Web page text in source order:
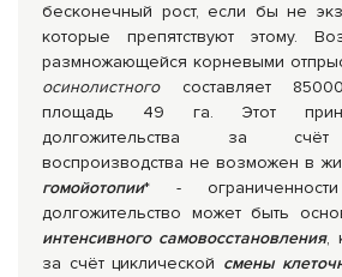
бесконечный рост, если бы не
которые препятствуют этому.
размножающейся корневыми
осинолистногосоставляет
площадь 49 га. Этот
долгожительства за счёт
воспроизводства не возможен в
гомойотопии* -
долгожительство может быть
интенсивного самовосстановления,
за счёт циклической смены